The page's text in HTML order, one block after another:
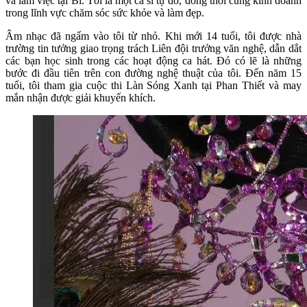
trong lĩnh vực chăm sóc sức khỏe và làm đẹp.
Âm nhạc đã ngấm vào tôi từ nhỏ. Khi mới 14 tuổi, tôi được nhà
trường tin tưởng giao trọng trách Liên đội trưởng văn nghệ, dẫn dắt
các bạn học sinh trong các hoạt động ca hát. Đó có lẽ là những
bước đi đầu tiên trên con đường nghệ thuật của tôi. Đến năm 15
tuổi, tôi tham gia cuộc thi Làn Sóng Xanh tại Phan Thiết và may
mắn nhận được giải khuyến khích.